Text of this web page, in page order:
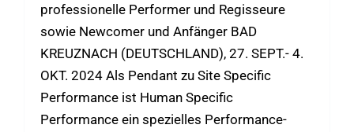
professionelle Performer und Regisseure
sowie Newcomer und Anfänger BAD
KREUZNACH (DEUTSCHLAND), 27. SEPT.- 4.
OKT. 2024 Als Pendant zu Site Specific
Performance ist Human Specific
Performance ein spezielles Performance-